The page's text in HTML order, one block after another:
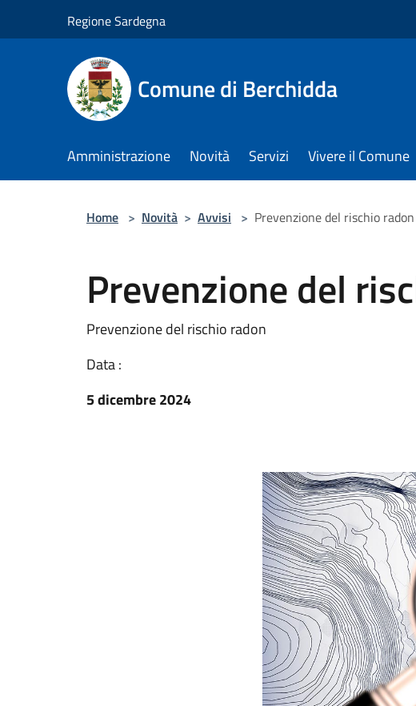
Regione Sardegna
Comune di Berchidda
Amministrazione Novità Servizi Vivere il Comune
Home > Novità > Avvisi > Prevenzione del rischio radon
Prevenzione del
Prevenzione del rischio radon
Data :
5 dicembre 2024